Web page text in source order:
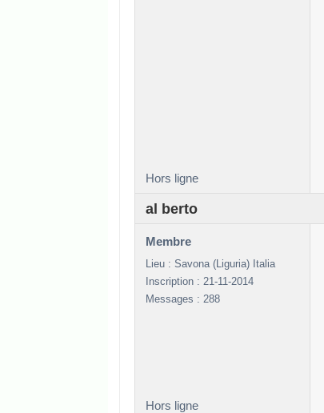
Hors ligne
al berto
Membre
Lieu : Savona (Liguria) Italia
Inscription : 21-11-2014
Messages : 288
Hors ligne